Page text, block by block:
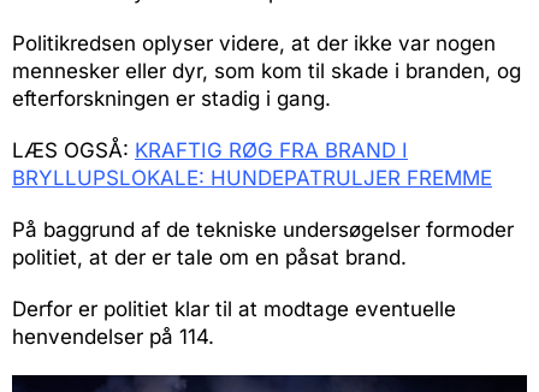
Politikredsen oplyser videre, at der ikke var nogen
mennesker eller dyr, som kom til skade i branden, og
efterforskningen er stadig i gang.
LÆS OGSÅ: KRAFTIG RØG FRA BRAND I
BRYLLUPSLOKALE: HUNDEPATRULJER FREMME
På baggrund af de tekniske undersøgelser formoder
politiet, at der er tale om en påsat brand.
Derfor er politiet klar til at modtage eventuelle
henvendelser på 114.